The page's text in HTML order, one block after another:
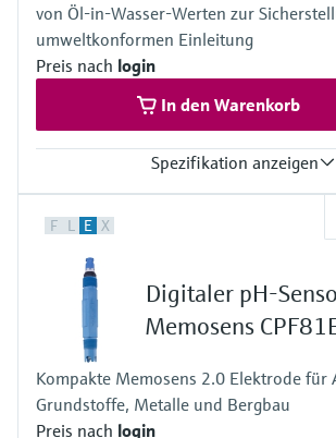
von Öl‑in‑Wasser‑Werten zur
umweltkonformen Einleitung
Preis nach login
In den Warenkorb
Spezifikation anzeigen
0 ... 5000 PAHphe
abhängig von der Probe (Öl in Wasser)
Prozesstemperatur
-5 ... 55 °C (20 ... 130 °F)
Prozessdruck
10 bar abs. (nur Sensor)
6 bar abs. (Kombination Sensor und Flusszelle)
F L E X
Digitaler pH-
Memosens
Kompakte Memosens 2.0 Elektrode für
Grundstoffe, Metalle und Bergbau
Preis nach login